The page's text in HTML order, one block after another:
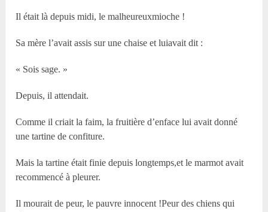
Il était là depuis midi, le malheureuxmioche !
Sa mère l’avait assis sur une chaise et luiavait dit :
« Sois sage. »
Depuis, il attendait.
Comme il criait la faim, la fruitière d’enface lui avait donné
une tartine de confiture.
Mais la tartine était finie depuis longtemps,et le marmot avait
recommencé à pleurer.
Il mourait de peur, le pauvre innocent !Peur des chiens qui